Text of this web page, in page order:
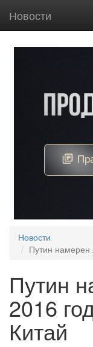
Новости
Новости
Путин намерен
Путин
2016
Китай